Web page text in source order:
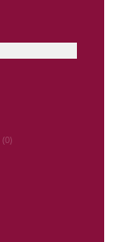
(0)